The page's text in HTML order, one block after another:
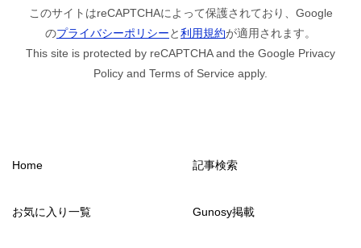
このサイトはreCAPTCHAによって保護されており、Google
のプライバシーポリシーと利用規約が適用されます。
This site is protected by reCAPTCHA and the Google Privacy
Policy and Terms of Service apply.
Home 記事検索
お気に入り一覧 Gunosy掲載